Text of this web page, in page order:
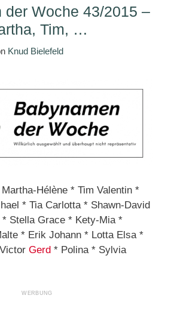
der Woche 43/2015 –
Tim, …
Knud Bielefeld
Hélène * Tim Valentin *
* Tia Carlotta * Shawn-David
Stella Grace * Kety-Mia *
* Erik Johann * Lotta Elsa *
Gerd * Polina * Sylvia